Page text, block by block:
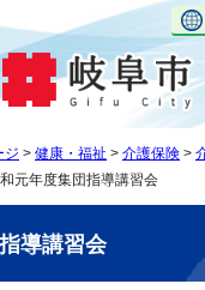
ジ > 健康・福祉 > 介護保険 >
元年度集団指導講習会
導講習会